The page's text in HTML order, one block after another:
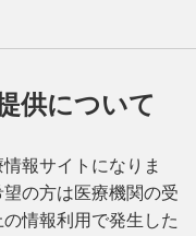
供について
報サイトになりま
の方は医療機関の受
情報利用で発生した